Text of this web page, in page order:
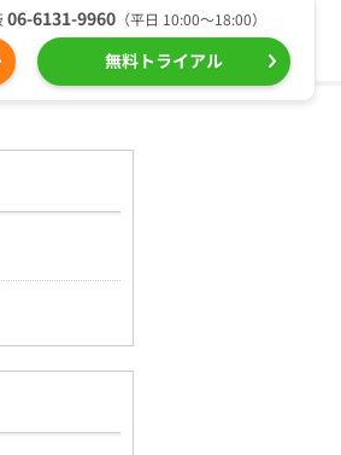
信
無料トライアル
06-6131-9960（平日 10:00〜18:00）